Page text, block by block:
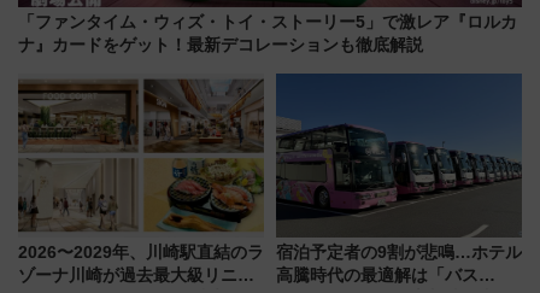
「ファンタイム・ウィズ・トイ・ストーリー5」で激レア『ロルカ
ナ』カードをゲット！最新デコレーションも徹底解説
2026〜2029年、川崎駅直結のラ
ゾーナ川崎が過去最大級リニュ
宿泊予定者の9割が悲鳴…ホテル
高騰時代の最適解は「バス